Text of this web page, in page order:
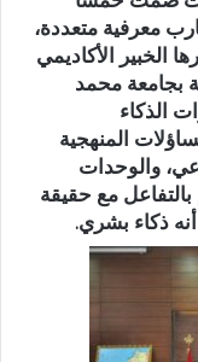
معرفية متعددة،
الخبير الأكاديمي
بجامعة محمد
الذكاء
المنهجية
والوحدات
مع حقيقة
ذكاء بشري.